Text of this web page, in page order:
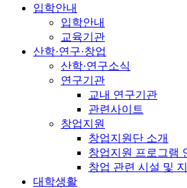
입학안내
입학안내
교육기관
산학·연구·창업
산학·연구소식
연구기관
교내 연구기관
관련사이트
창업지원
창업지원단 소개
창업지원 프로그램
창업 관련 시설 및
대학생활